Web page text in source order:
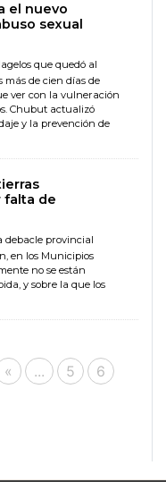
el nuevo
sexual
que quedó al
de cien días de
ver con la vulneración
Chubut actualizó
y la prevención de
falta de
debacle provincial
en los Municipios
no se están
y sobre la que los
« ... 5
6